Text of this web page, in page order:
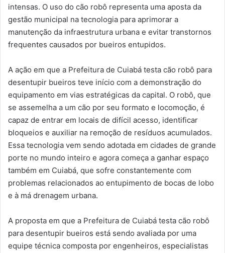
intensas. O uso do cão robô representa uma aposta da
gestão municipal na tecnologia para aprimorar a
manutenção da infraestrutura urbana e evitar transtornos
frequentes causados por bueiros entupidos.
A ação em que a Prefeitura de Cuiabá testa cão robô para
desentupir bueiros teve início com a demonstração do
equipamento em vias estratégicas da capital. O robô, que
se assemelha a um cão por seu formato e locomoção, é
capaz de entrar em locais de difícil acesso, identificar
bloqueios e auxiliar na remoção de resíduos acumulados.
Essa tecnologia vem sendo adotada em cidades de grande
porte no mundo inteiro e agora começa a ganhar espaço
também em Cuiabá, que sofre constantemente com
problemas relacionados ao entupimento de bocas de lobo
e à má drenagem urbana.
A proposta em que a Prefeitura de Cuiabá testa cão robô
para desentupir bueiros está sendo avaliada por uma
equipe técnica composta por engenheiros, especialistas